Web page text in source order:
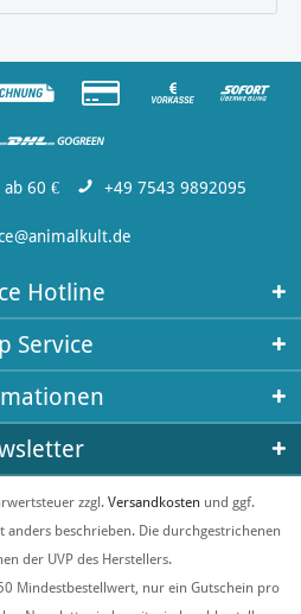
ab 60 € +49 7543 9892095
Hotline
Service
zzgl. Versandkosten und ggf.
beschrieben. Die durchgestrichenen
der UVP des Herstellers.
Mindestbestellwert, nur ein Gutschein pro